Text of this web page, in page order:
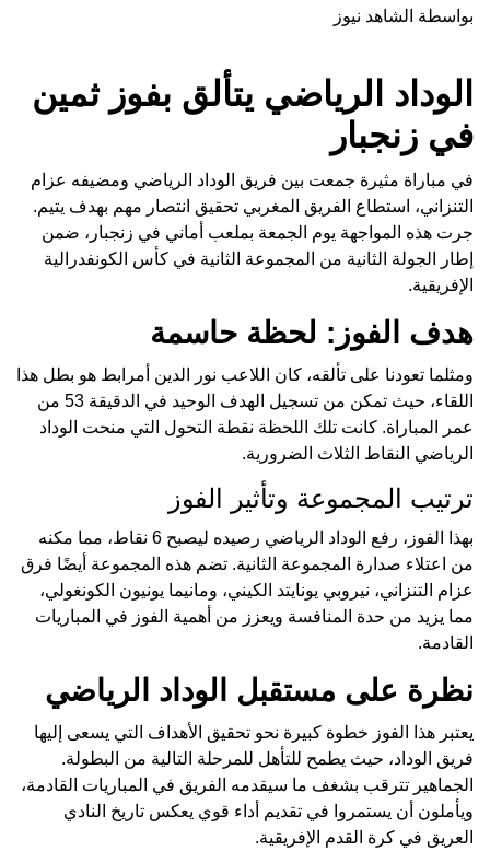
بواسطة الشاهد نيوز
الوداد الرياضي يتألق بفوز ثمين
في زنجبار
في مباراة مثيرة جمعت بين فريق الوداد الرياضي ومضيفه عزام
التنزاني، استطاع الفريق المغربي تحقيق انتصار مهم بهدف يتيم.
جرت هذه المواجهة يوم الجمعة بملعب أماني في زنجبار، ضمن
إطار الجولة الثانية من المجموعة الثانية في كأس الكونفدرالية
الإفريقية.
هدف الفوز: لحظة حاسمة
ومثلما تعودنا على تألقه، كان اللاعب نور الدين أمرابط هو بطل هذا
اللقاء، حيث تمكن من تسجيل الهدف الوحيد في الدقيقة 53 من
عمر المباراة. كانت تلك اللحظة نقطة التحول التي منحت الوداد
الرياضي النقاط الثلاث الضرورية.
ترتيب المجموعة وتأثير الفوز
بهذا الفوز، رفع الوداد الرياضي رصيده ليصبح 6 نقاط، مما مكنه
من اعتلاء صدارة المجموعة الثانية. تضم هذه المجموعة أيضًا فرق
عزام التنزاني، نيروبي يونايتد الكيني، ومانيما يونيون الكونغولي،
مما يزيد من حدة المنافسة ويعزز من أهمية الفوز في المباريات
القادمة.
نظرة على مستقبل الوداد الرياضي
يعتبر هذا الفوز خطوة كبيرة نحو تحقيق الأهداف التي يسعى إليها
فريق الوداد، حيث يطمح للتأهل للمرحلة التالية من البطولة.
الجماهير تترقب بشغف ما سيقدمه الفريق في المباريات القادمة،
ويأملون أن يستمروا في تقديم أداء قوي يعكس تاريخ النادي
العريق في كرة القدم الإفريقية.